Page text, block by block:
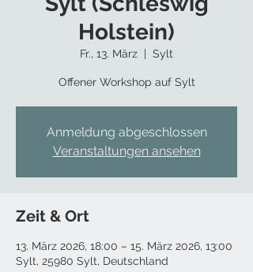
Holstein)
Fr., 13. März Sylt
Offener Workshop auf Sylt
Anmeldung abgeschlossen
Veranstaltungen ansehen
Zeit & Ort
13. März 2026, 18:00 – 15. März 2026, 13:00
Sylt, 25980 Sylt, Deutschland